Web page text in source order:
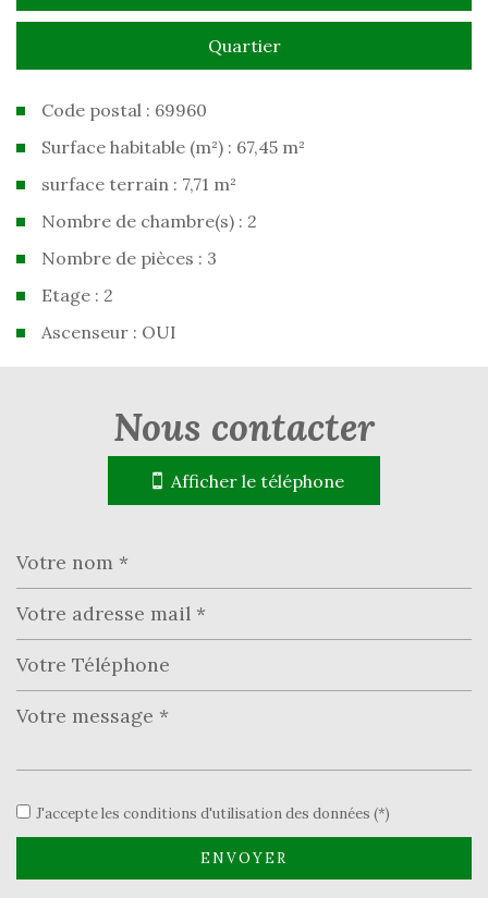
Quartier
Code postal : 69960
Surface habitable (m²) : 67,45 m²
surface terrain : 7,71 m²
Nombre de chambre(s) : 2
Nombre de pièces : 3
Etage : 2
Ascenseur : OUI
École primaire
Bibliothèque
nous contacter
Afficher le téléphone
J'accepte les conditions d'utilisation des données (*)
ENVOYER